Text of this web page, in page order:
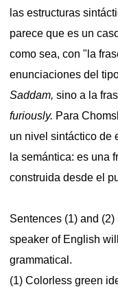
las estructuras
parece que es un
como sea, con "la
enunciaciones del
Saddam, sino a la
furiously. Para
un nivel sintáctico de
la semántica: es una
construida desde el
Sentences (1) and
speaker of English
grammatical.
(1) Colorless green